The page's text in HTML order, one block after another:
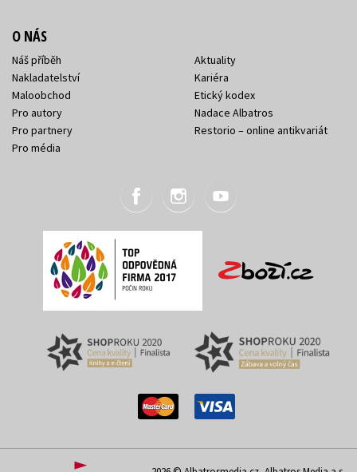
O NÁS
Náš příběh
Nakladatelství
Maloobchod
Pro autory
Pro partnery
Pro média
Aktuality
Kariéra
Etický kodex
Nadace Albatros
Restorio – online antikvariát